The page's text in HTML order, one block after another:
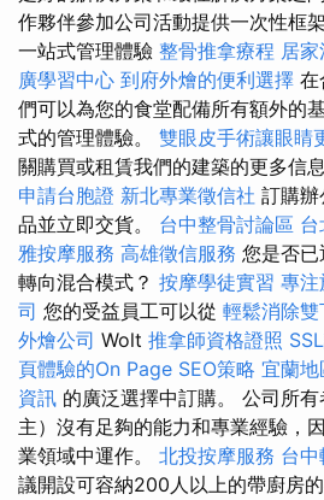
作夥伴參加公司活動提供一次性框
一站式管理體驗 整骨推拿療程 居
廣學習中心 到府外燴的便利選擇 在
們可以為您的食堂配備所有額外的
式的管理體驗。 雙眼皮手術讓眼睛
關購買或租賃我們的建築的更多信
申請台胞證 新北專業徵信社 訂購辦
品並立即交貨。 台中整骨討論區
雅按摩服務 高雄徵信服務 您是否
轉向混合模式？ 按摩學徒實習 專注
司 您的受益員工可以從 輕鬆消除
外燴公司 Wolt 推拿師資格證照
頁體驗的On Page SEO策略 宜蘭地
資訊 的廣泛選擇中訂購。 公司所
主）沒有足夠的能力和專業經驗，
業領域中運作。 北投按摩服務 台
議開設可容納200人以上的帶廚房